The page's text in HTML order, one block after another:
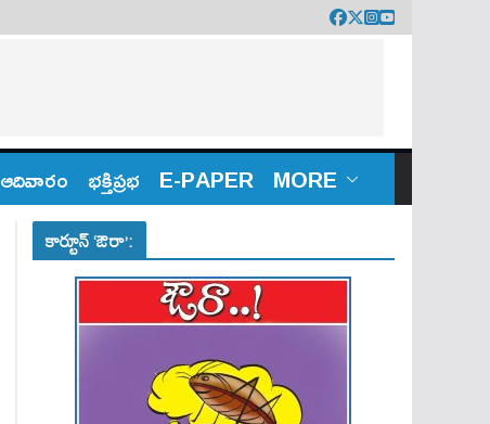
ఆదివారం భక్తిప్రభ E-PAPER MORE
కార్టూన్ ‘ఔరా’: